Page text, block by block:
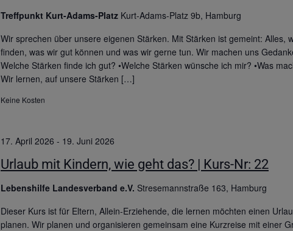
Treffpunkt Kurt-Adams-Platz Kurt-Adams-Platz 9b, Hamburg
Wir sprechen über unsere eigenen Stärken. Mit Stärken ist gemeint: Alles,
finden, was wir gut können und was wir gerne tun. Wir machen uns
Welche Stärken finde ich gut? •Welche Stärken wünsche ich mir? •Was
Wir lernen, auf unsere Stärken […]
Keine Kosten
Urlaub mit Kindern, wie geht das? | Kurs-Nr: 22
17. April 2026 - 19. Juni 2026
Lebenshilfe Landesverband e.V. Stresemannstraße 163, Hamburg
Dieser Kurs ist für Eltern, Allein-Erziehende, die lernen möchten einen
planen. Wir planen und organisieren gemeinsam eine Kurzreise mit einer